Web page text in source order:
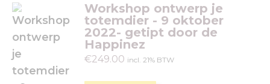
Workshop ontwerp je
totemdier - 9 oktober
2022- getipt door de
Happinez
€249.00 incl. 21% BTW